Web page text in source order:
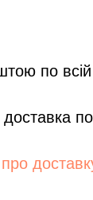
по всій
по